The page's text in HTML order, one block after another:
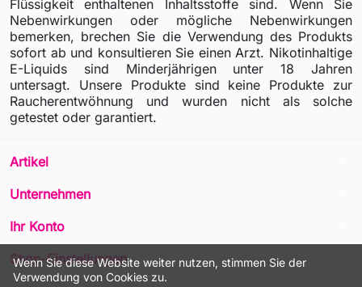
Wenn Sie diese Website weiter nutzen, stimmen Sie der
Verwendung von Cookies zu.
Flüssigkeit enthaltenen Inhaltsstoffe sind. Wenn Sie
Nebenwirkungen oder mögliche Nebenwirkungen
bemerken, brechen Sie die Verwendung des Produkts
sofort ab und konsultieren Sie einen Arzt. Nikotinhaltige
E-Liquids sind Minderjährigen unter 18 Jahren
untersagt. Unsere Produkte sind keine Produkte zur
Raucherentwöhnung und wurden nicht als solche
getestet oder garantiert.
Artikel
Unternehmen
Ihr Konto
Shop-Einstellungen